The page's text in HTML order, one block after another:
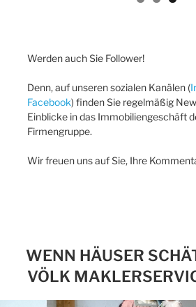
Werden auch Sie Follower!
Denn, auf unseren sozialen Kanälen (
Facebook) finden Sie regelmäßig
Einblicke in das Immobiliengeschäft
Firmengruppe.
Wir freuen uns auf Sie, Ihre
WENN HÄUSER
VÖLK